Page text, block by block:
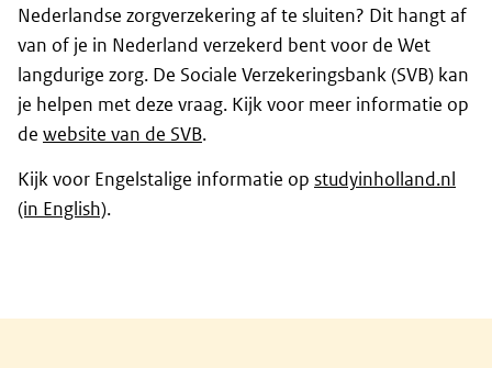
Nederlandse zorgverzekering af te sluiten? Dit hangt af
van of je in Nederland verzekerd bent voor de Wet
langdurige zorg. De Sociale Verzekeringsbank (SVB) kan
je helpen met deze vraag. Kijk voor meer informatie op
de website van de SVB.
Kijk voor Engelstalige informatie op studyinholland.nl
(in English).